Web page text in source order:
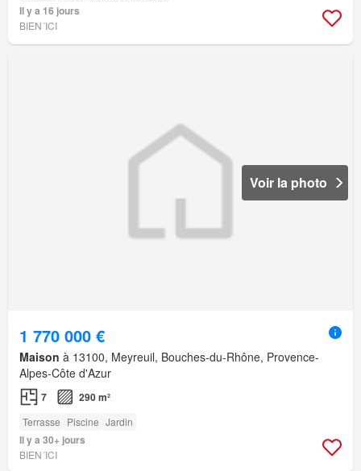
Il y a 16 jours
BIEN´ICI
Voir la photo
1 770 000 €
Maison à 13100, Meyreuil, Bouches-du-Rhône, Provence-
Alpes-Côte d'Azur
7 290 m²
Terrasse Piscine Jardin
Il y a 30+ jours
BIEN´ICI